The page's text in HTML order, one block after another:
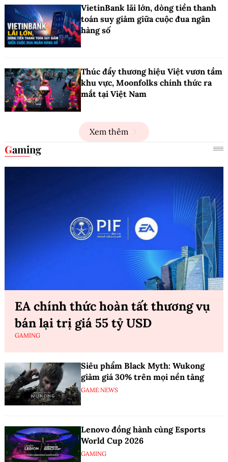
VietinBank lãi lớn, dòng tiền thanh
toán suy giảm giữa cuộc đua ngân
hàng số
Thúc đẩy thương hiệu Việt vươn tầm
khu vực, Moonfolks chính thức ra
mắt tại Việt Nam
Xem thêm
Gaming
EA chính thức hoàn tất thương vụ
bán lại trị giá 55 tỷ USD
GAMING
Siêu phẩm Black Myth: Wukong
giảm giá 30% trên mọi nền tảng
GAME NEWS
Lenovo đồng hành cùng Esports
World Cup 2026
GAMING